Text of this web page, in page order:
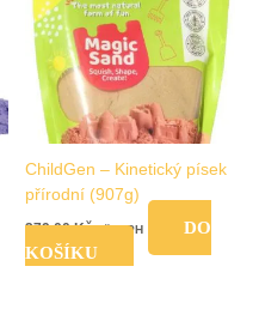
ChildGen – Kinetický písek
přírodní (907g)
279,00Kč vč. DPH
DO
KOŠÍKU